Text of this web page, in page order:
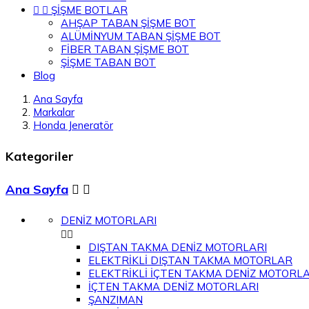
  ŞİŞME BOTLAR
AHŞAP TABAN ŞİŞME BOT
ALÜMİNYUM TABAN ŞİŞME BOT
FİBER TABAN ŞİŞME BOT
ŞİŞME TABAN BOT
Blog
Ana Sayfa
Markalar
Honda Jeneratör
Kategoriler
Ana Sayfa  
DENİZ MOTORLARI

DIŞTAN TAKMA DENİZ MOTORLARI
ELEKTRİKLİ DIŞTAN TAKMA MOTORLAR
ELEKTRİKLİ İÇTEN TAKMA DENİZ
İÇTEN TAKMA DENİZ MOTORLARI
ŞANZIMAN